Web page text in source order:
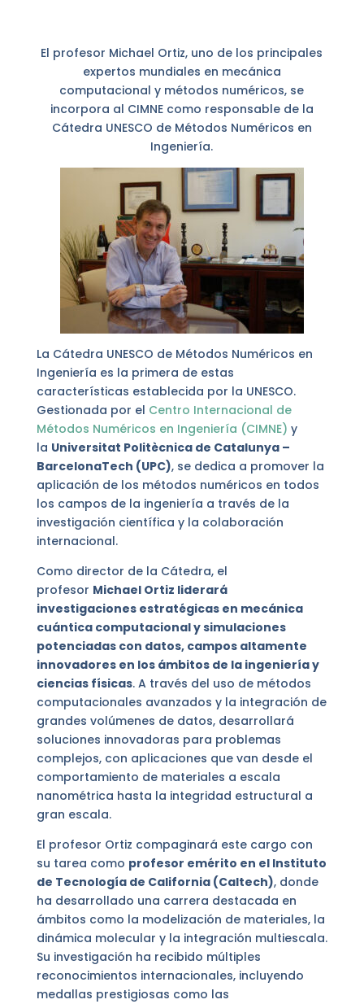
El profesor Michael Ortiz, uno de los principales
expertos mundiales en mecánica
computacional y métodos numéricos, se
incorpora al CIMNE como responsable de la
Cátedra UNESCO de Métodos Numéricos en
Ingeniería.
La Cátedra UNESCO de Métodos Numéricos en
Ingeniería es la primera de estas
características establecida por la UNESCO.
Gestionada por el Centro Internacional de
Métodos Numéricos en Ingeniería (CIMNE) y
la Universitat Politècnica de Catalunya –
BarcelonaTech (UPC), se dedica a promover la
aplicación de los métodos numéricos en todos
los campos de la ingeniería a través de la
investigación científica y la colaboración
internacional.
Como director de la Cátedra, el
profesor Michael Ortiz liderará
investigaciones estratégicas en mecánica
cuántica computacional y simulaciones
potenciadas con datos, campos altamente
innovadores en los ámbitos de la ingeniería y
ciencias físicas. A través del uso de métodos
computacionales avanzados y la integración de
grandes volúmenes de datos, desarrollará
soluciones innovadoras para problemas
complejos, con aplicaciones que van desde el
comportamiento de materiales a escala
nanométrica hasta la integridad estructural a
gran escala.
El profesor Ortiz compaginará este cargo con
su tarea como profesor emérito en el Instituto
de Tecnología de California (Caltech), donde
ha desarrollado una carrera destacada en
ámbitos como la modelización de materiales, la
dinámica molecular y la integración multiescala.
Su investigación ha recibido múltiples
reconocimientos internacionales, incluyendo
medallas prestigiosas como las